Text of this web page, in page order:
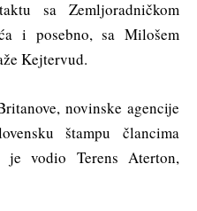
sa Zemljoradničkom
i posebno, sa Milošem
Kejtervud.
novinske agencije
štampu člancima
vodio Terens Aterton,